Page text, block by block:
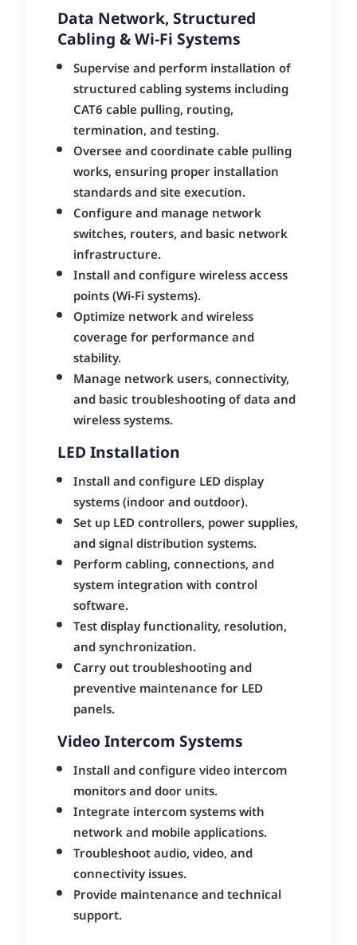
Data Network, Structured
Cabling & Wi-Fi Systems
Supervise and perform installation of
structured cabling systems including
CAT6 cable pulling, routing,
termination, and testing.
Oversee and coordinate cable pulling
works, ensuring proper installation
standards and site execution.
Configure and manage network
switches, routers, and basic network
infrastructure.
Install and configure wireless access
points (Wi-Fi systems).
Optimize network and wireless
coverage for performance and
stability.
Manage network users, connectivity,
and basic troubleshooting of data and
wireless systems.
LED Installation
Install and configure LED display
systems (indoor and outdoor).
Set up LED controllers, power supplies,
and signal distribution systems.
Perform cabling, connections, and
system integration with control
software.
Test display functionality, resolution,
and synchronization.
Carry out troubleshooting and
preventive maintenance for LED
panels.
Video Intercom Systems
Install and configure video intercom
monitors and door units.
Integrate intercom systems with
network and mobile applications.
Troubleshoot audio, video, and
connectivity issues.
Provide maintenance and technical
support.